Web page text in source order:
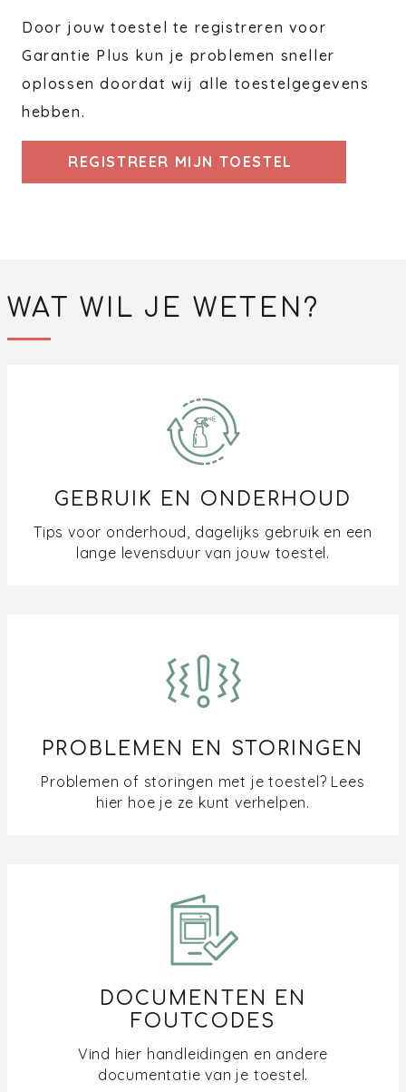
Door jouw toestel te registreren voor
Garantie Plus kun je problemen sneller
oplossen doordat wij alle toestelgegevens
hebben.
REGISTREER MIJN TOESTEL
WAT WIL JE WETEN?
GEBRUIK EN ONDERHOUD
Tips voor onderhoud, dagelijks gebruik en een
lange levensduur van jouw toestel.
PROBLEMEN EN STORINGEN
Problemen of storingen met je toestel? Lees
hier hoe je ze kunt verhelpen.
DOCUMENTEN EN
FOUTCODES
Vind hier handleidingen en andere
documentatie van je toestel.